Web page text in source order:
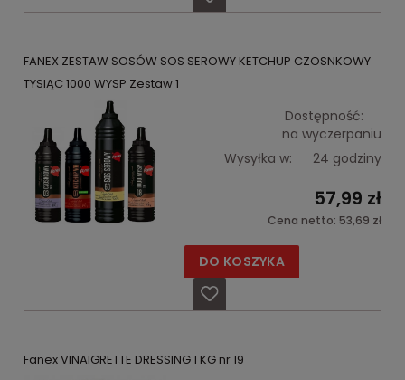
FANEX ZESTAW SOSÓW SOS SEROWY KETCHUP CZOSNKOWY
TYSIĄC 1000 WYSP Zestaw 1
Dostępność:
na wyczerpaniu
Wysyłka w:
24 godziny
57,99 zł
Cena netto: 53,69 zł
DO KOSZYKA
Fanex VINAIGRETTE DRESSING 1 KG nr 19